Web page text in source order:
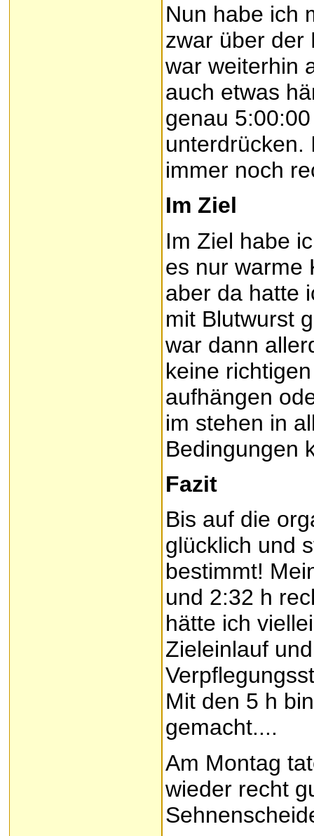
Nun habe ich
zwar über der
war weiterhin
auch etwas
genau
unterdrücken.
immer noch
Im Ziel
Im Ziel habe
es nur warme
aber da hatte
mit Blutwurst
war dann
keine
aufhängen
im stehen in
Bedingungen
Fazit
Bis auf die
glücklich und
bestimmt!
und 2:32 h
hätte ich
Zieleinlauf
Mit den 5 h
gemacht....
Am Montag
wieder recht